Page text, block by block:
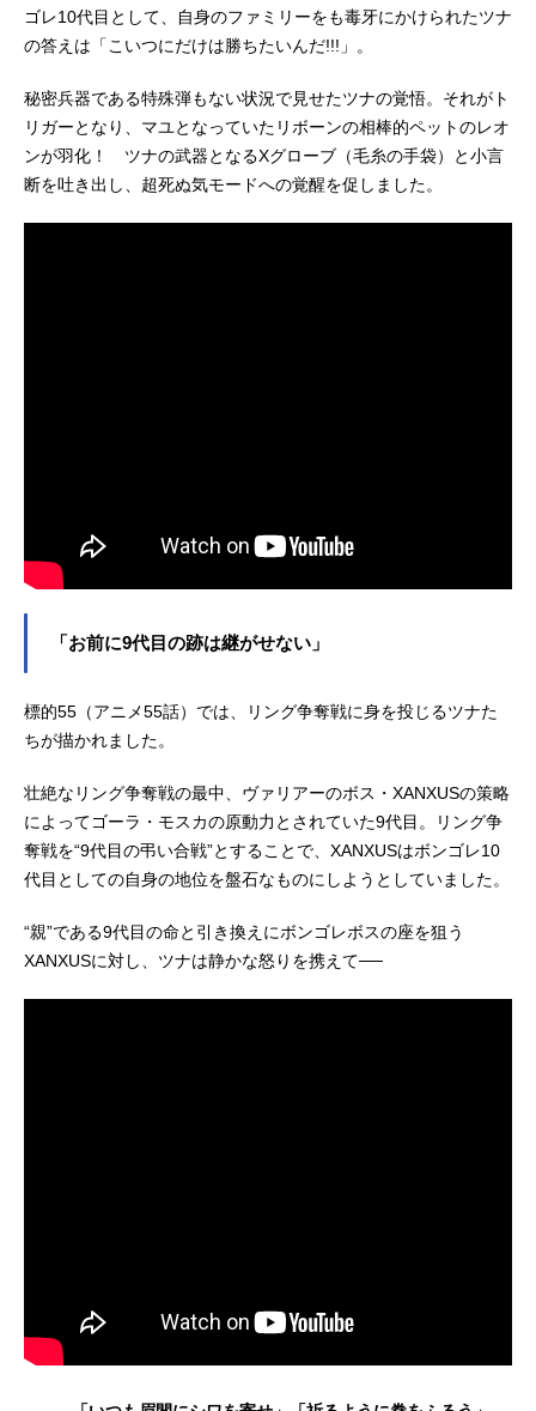
ゴレ10代目として、自身のファミリーをも毒牙にかけられたツナ
の答えは「こいつにだけは勝ちたいんだ!!!」。
秘密兵器である特殊弾もない状況で見せたツナの覚悟。それがト
リガーとなり、マユとなっていたリボーンの相棒的ペットのレオ
ンが羽化！ ツナの武器となるXグローブ（毛糸の手袋）と小言
断を吐き出し、超死ぬ気モードへの覚醒を促しました。
「お前に9代目の跡は継がせない」
標的55（アニメ55話）では、リング争奪戦に身を投じるツナた
ちが描かれました。
壮絶なリング争奪戦の最中、ヴァリアーのボス・XANXUSの策略
によってゴーラ・モスカの原動力とされていた9代目。リング争
奪戦を“9代目の弔い合戦”とすることで、XANXUSはボンゴレ10
代目としての自身の地位を盤石なものにしようとしていました。
“親”である9代目の命と引き換えにボンゴレボスの座を狙う
XANXUSに対し、ツナは静かな怒りを携えて──